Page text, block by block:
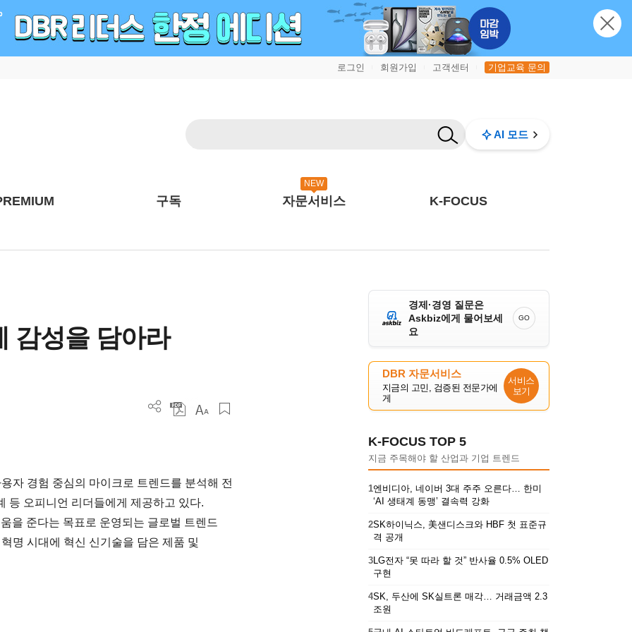
로그인 회원가입 고객센터 기업교육 문의
AI 모드
구독
NEW
자문서비스 K-FOCUS
감성을 담아라
자 경험 중심의 마이크로 트렌드를 분석해 전
등 오피니언 리더들에게 제공하고 있다.
을 준다는 목표로 운영되는 글로벌 트렌드
명 시대에 혁신 신기술을 담은 제품 및
경제·경영 질문은
Askbiz에게 물어보세
요
GO
DBR 자문서비스
지금의 고민, 검증된 전문가에
게
서비스
보기
K-FOCUS TOP 5
지금 주목해야 할 산업과 기업 트렌드
1엔비디아, 네이버 3대 주주 오른다… 한미
‘AI 생태계 동맹’ 결속력 강화
2SK하이닉스, 美샌디스크와 HBF 첫 표준규
격 공개
3LG전자 “못 따라 할 것” 반사율 0.5% OLED
구현
4SK, 두산에 SK실트론 매각… 거래금액 2.3
조원